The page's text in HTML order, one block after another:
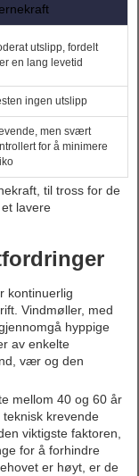
utslipp, fordelt
en lang levetid
ingen utslipp
men svært
for å minimere
til tross for de
lavere
kontinuerlig
Vindmøller, med
hyppige
av enkelte
vær og den
mellom 40 og 60 år
krevende
viktigste faktoren,
for å forhindre
er høyt, er de